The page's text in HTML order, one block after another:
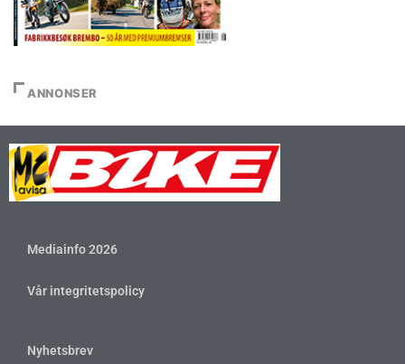
ANNONSER
Mediainfo 2026
Vår integritetspolicy
Nyhetsbrev